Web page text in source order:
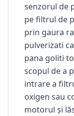
senzorul de
pe filtrul de
prin gaura
pulverizati
pana goliti
scopul de a
intrare a
oxigen sau
motorul și